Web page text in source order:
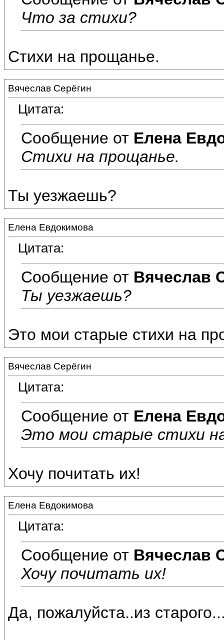
Что за стихи?
Стихи на прощанье.
Вячеслав Серёгин
Цитата:
Сообщение от Елена
Стихи на прощанье.
Ты уезжаешь?
Елена Евдокимова
Цитата:
Сообщение от Вячеслав
Ты уезжаешь?
Это мои старые стихи на
Вячеслав Серёгин
Цитата:
Сообщение от Елена
Это мои старые стихи
Хочу почитать их!
Елена Евдокимова
Цитата:
Сообщение от Вячеслав
Хочу почитать их!
Да, пожалуйста..из